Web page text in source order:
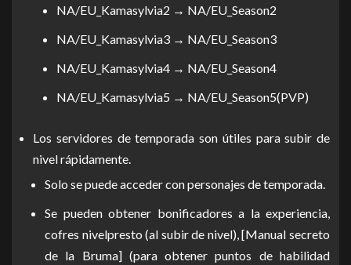
NA/EU_Kamasylvia2 → NA/EU_Season2
NA/EU_Kamasylvia3 → NA/EU_Season3
NA/EU_Kamasylvia4 → NA/EU_Season4
NA/EU_Kamasylvia5 → NA/EU_Season5(PVP)
Los servidores de temporada son útiles para subir de
nivel rápidamente.
Solo se puede acceder con personajes de temporada.
Se pueden obtener bonificadores a la experiencia,
cofres nivelpresto (al subir de nivel), [Manual secreto
de la Bruma] (para obtener puntos de habilidad